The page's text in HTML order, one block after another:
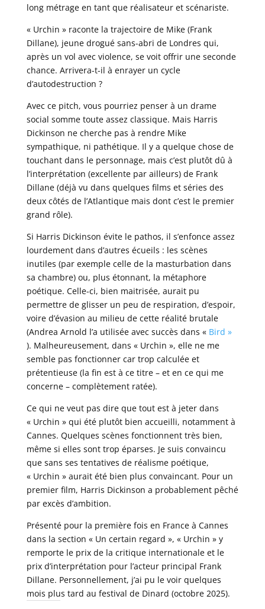
long métrage en tant que réalisateur et scénariste.
« Urchin » raconte la trajectoire de Mike (Frank
Dillane), jeune drogué sans-abri de Londres qui,
après un vol avec violence, se voit offrir une seconde
chance. Arrivera-t-il à enrayer un cycle
d’autodestruction ?
Avec ce pitch, vous pourriez penser à un drame
social somme toute assez classique. Mais Harris
Dickinson ne cherche pas à rendre Mike
sympathique, ni pathétique. Il y a quelque chose de
touchant dans le personnage, mais c’est plutôt dû à
l’interprétation (excellente par ailleurs) de Frank
Dillane (déjà vu dans quelques films et séries des
deux côtés de l’Atlantique mais dont c’est le premier
grand rôle).
Si Harris Dickinson évite le pathos, il s’enfonce assez
lourdement dans d’autres écueils : les scènes
inutiles (par exemple celle de la masturbation dans
sa chambre) ou, plus étonnant, la métaphore
poétique. Celle-ci, bien maitrisée, aurait pu
permettre de glisser un peu de respiration, d’espoir,
voire d’évasion au milieu de cette réalité brutale
(Andrea Arnold l’a utilisée avec succès dans « Bird »
). Malheureusement, dans « Urchin », elle ne me
semble pas fonctionner car trop calculée et
prétentieuse (la fin est à ce titre – et en ce qui me
concerne – complètement ratée).
Ce qui ne veut pas dire que tout est à jeter dans
« Urchin » qui été plutôt bien accueilli, notamment à
Cannes. Quelques scènes fonctionnent très bien,
même si elles sont trop éparses. Je suis convaincu
que sans ses tentatives de réalisme poétique,
« Urchin » aurait été bien plus convaincant. Pour un
premier film, Harris Dickinson a probablement pêché
par excès d’ambition.
Présenté pour la première fois en France à Cannes
dans la section « Un certain regard », « Urchin » y
remporte le prix de la critique internationale et le
prix d’interprétation pour l’acteur principal Frank
Dillane. Personnellement, j’ai pu le voir quelques
mois plus tard au festival de Dinard (octobre 2025).